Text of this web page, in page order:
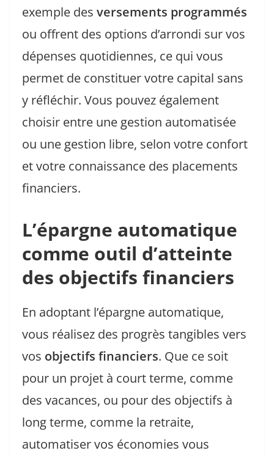
exemple des versements programmés
ou offrent des options d’arrondi sur vos
dépenses quotidiennes, ce qui vous
permet de constituer votre capital sans
y réfléchir. Vous pouvez également
choisir entre une gestion automatisée
ou une gestion libre, selon votre confort
et votre connaissance des placements
financiers.
L’épargne automatique
comme outil d’atteinte
des objectifs financiers
En adoptant l’épargne automatique,
vous réalisez des progrès tangibles vers
vos objectifs financiers. Que ce soit
pour un projet à court terme, comme
des vacances, ou pour des objectifs à
long terme, comme la retraite,
automatiser vos économies vous